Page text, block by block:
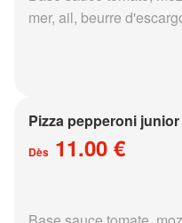
mer, ail, beurre
Pizza pepperoni junior
Dès 11.00 €